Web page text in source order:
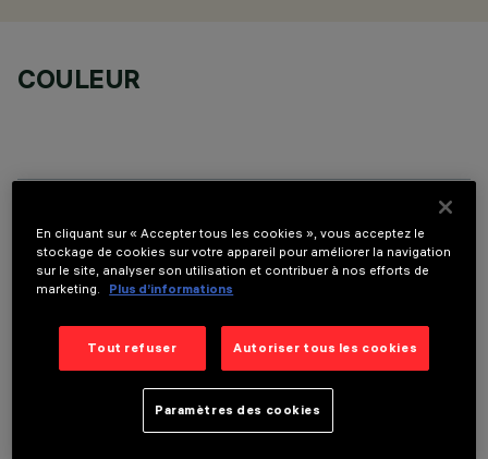
COULEUR
COMPOSANTS OPTIONNELS
DONNÉES TECHNIQUES
En cliquant sur « Accepter tous les cookies », vous acceptez le
stockage de cookies sur votre appareil pour améliorer la navigation
sur le site, analyser son utilisation et contribuer à nos efforts de
marketing.
Plus d’informations
Tout refuser Autoriser tous les cookies
Paramètres des cookies